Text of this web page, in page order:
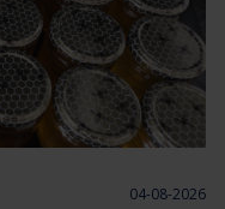
04-08-2026